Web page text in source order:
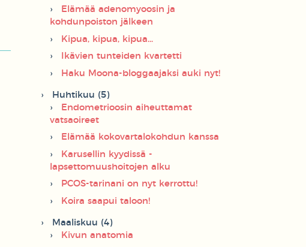
Elämää adenomyoosin ja
kohdunpoiston jälkeen
Kipua, kipua, kipua...
Ikävien tunteiden kvartetti
Haku Moona-bloggaajaksi auki nyt!
Huhtikuu (5)
Endometrioosin aiheuttamat
vatsaoireet
Elämää kokovartalokohdun kanssa
Karusellin kyydissä -
lapsettomuushoitojen alku
PCOS-tarinani on nyt kerrottu!
Koira saapui taloon!
Maaliskuu (4)
Kivun anatomia